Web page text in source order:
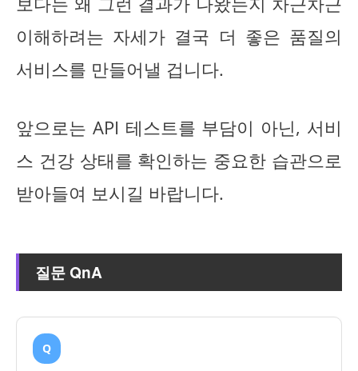
이해하려는 자세가 결국 더 좋은 품질의
서비스를 만들어낼 겁니다.
앞으로는 API 테스트를 부담이 아닌, 서비
스 건강 상태를 확인하는 중요한 습관으로
받아들여 보시길 바랍니다.
질문 QnA
Q